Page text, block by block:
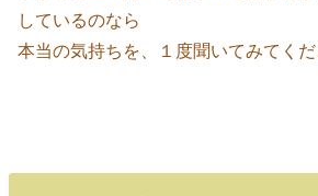
しているのなら
本当の気持ちを、１度聞いてみてくだ